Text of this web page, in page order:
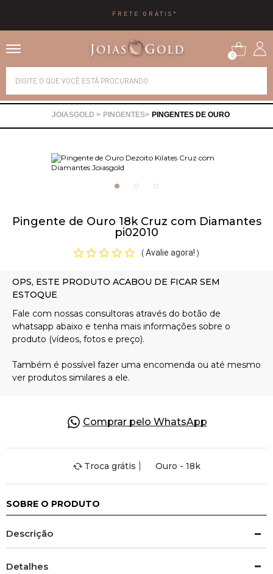
FRETE GRÁTIS*
0
PINGENTES PINGENTES DE OURO
Pingente de Ouro 18k Cruz com Diamantes
pi02010
( Avalie agora! )
Comprar pelo WhatsApp
Troca grátis Ouro - 18k
SOBRE O PRODUTO
Descrição
Detalhes
Alianças
Brincos
Piercing
Pedras Preciosas
Presente